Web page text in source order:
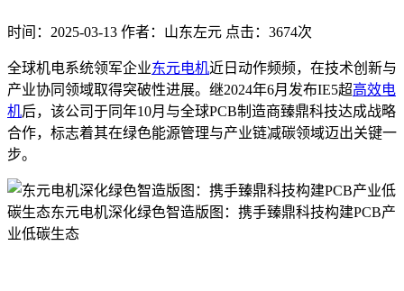
时间：2025-03-13 作者：山东左元 点击：3674次
全球机电系统领军企业东元电机近日动作频频，在技术创新与
产业协同领域取得突破性进展。继2024年6月发布IE5超高效电
机后，该公司于同年10月与全球PCB制造商臻鼎科技达成战略
合作，标志着其在绿色能源管理与产业链减碳领域迈出关键一
步。